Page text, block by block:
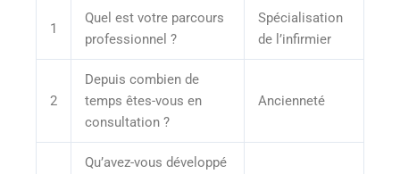
1
Quel est votre parcours
professionnel ?
Spécialisation
de l’infirmier
2
Depuis combien de
temps êtes-vous en
consultation ?
Ancienneté
Qu’avez-vous développé